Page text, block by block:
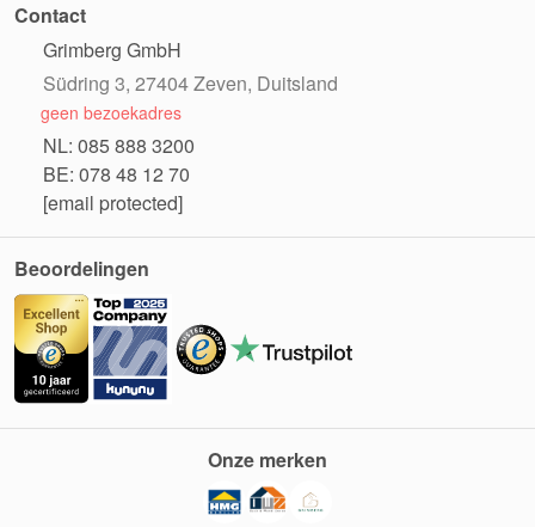
Contact
Grimberg GmbH
Südring 3, 27404 Zeven, Duitsland
geen bezoekadres
NL: 085 888 3200
BE: 078 48 12 70
[email protected]
Beoordelingen
Onze merken